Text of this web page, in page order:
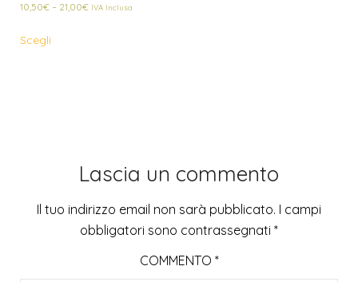
10,50€ – 21,00€ IVA Inclusa
Scegli
Lascia un commento
Il tuo indirizzo email non sarà pubblicato. I campi
obbligatori sono contrassegnati *
COMMENTO *